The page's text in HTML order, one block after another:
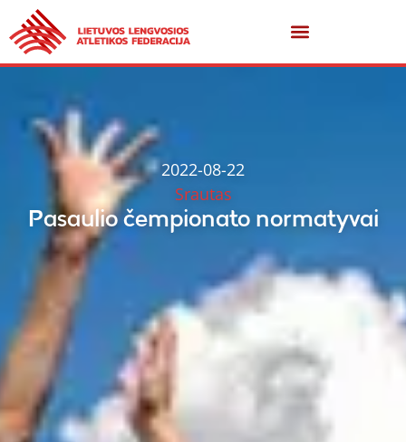
2022-08-22
Srautas
Pasaulio čempionato normatyvai